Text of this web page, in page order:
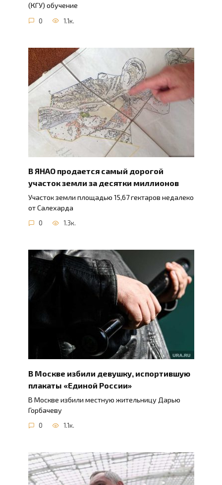
(КГУ) обучение
0 1.1к.
В ЯНАО продается самый дорогой
участок земли за десятки миллионов
Участок земли площадью 15,67 гектаров недалеко
от Салехарда
0 1.3к.
В Москве избили девушку, испортившую
плакаты «Единой России»
В Москве избили местную жительницу Дарью
Горбачеву
0 1.1к.